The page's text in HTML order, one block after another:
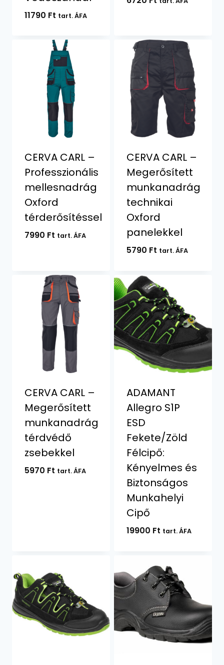
11790 Ft tart. ÁFA
CERVA CARL –
Professzionális
mellesnadrág
Oxford
térderősítéssel
7990 Ft tart. ÁFA
CERVA CARL –
Megerősített
munkanadrág
technikai
Oxford
panelekkel
5790 Ft tart. ÁFA
CERVA CARL –
Megerősített
munkanadrág
térdvédő
zsebekkel
5970 Ft tart. ÁFA
ADAMANT
Allegro S1P
ESD
Fekete/Zöld
Félcipő:
Kényelmes és
Biztonságos
Munkahelyi
Cipő
19900 Ft tart. ÁFA